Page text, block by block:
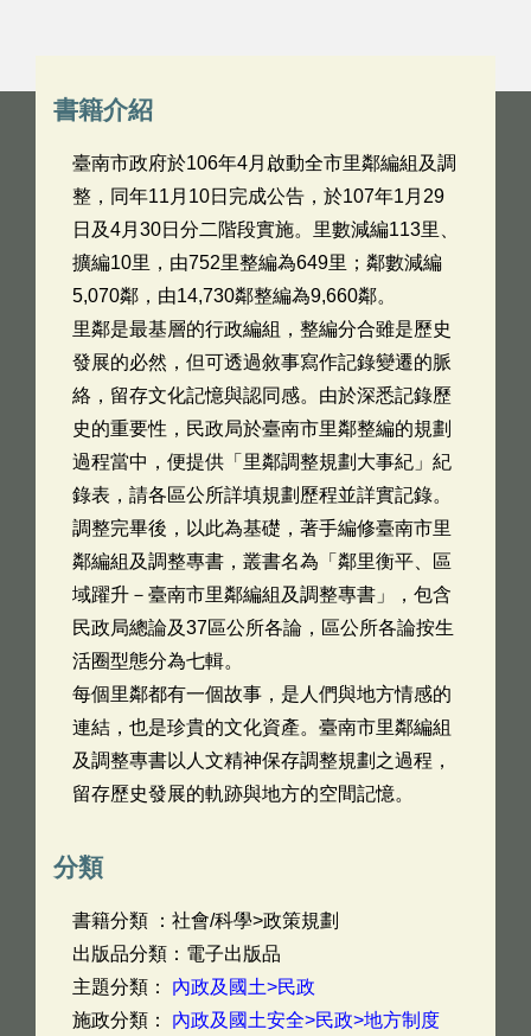
書籍介紹
臺南市政府於106年4月啟動全市里鄰編組及調
整，同年11月10日完成公告，於107年1月29
日及4月30日分二階段實施。里數減編113里、
擴編10里，由752里整編為649里；鄰數減編
5,070鄰，由14,730鄰整編為9,660鄰。
里鄰是最基層的行政編組，整編分合雖是歷史
發展的必然，但可透過敘事寫作記錄變遷的脈
絡，留存文化記憶與認同感。由於深悉記錄歷
史的重要性，民政局於臺南市里鄰整編的規劃
過程當中，便提供「里鄰調整規劃大事紀」紀
錄表，請各區公所詳填規劃歷程並詳實記錄。
調整完畢後，以此為基礎，著手編修臺南市里
鄰編組及調整專書，叢書名為「鄰里衡平、區
域躍升－臺南市里鄰編組及調整專書」，包含
民政局總論及37區公所各論，區公所各論按生
活圈型態分為七輯。
每個里鄰都有一個故事，是人們與地方情感的
連結，也是珍貴的文化資產。臺南市里鄰編組
及調整專書以人文精神保存調整規劃之過程，
留存歷史發展的軌跡與地方的空間記憶。
分類
書籍分類 ：社會/科學>政策規劃
出版品分類：電子出版品
主題分類： 內政及國土>民政
施政分類： 內政及國土安全>民政>地方制度